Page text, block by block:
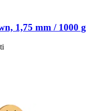
1,75 mm / 1000 g